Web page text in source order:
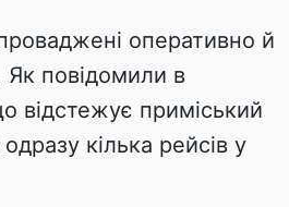
оперативно й
повідомили в
відстежує приміський
кілька рейсів у